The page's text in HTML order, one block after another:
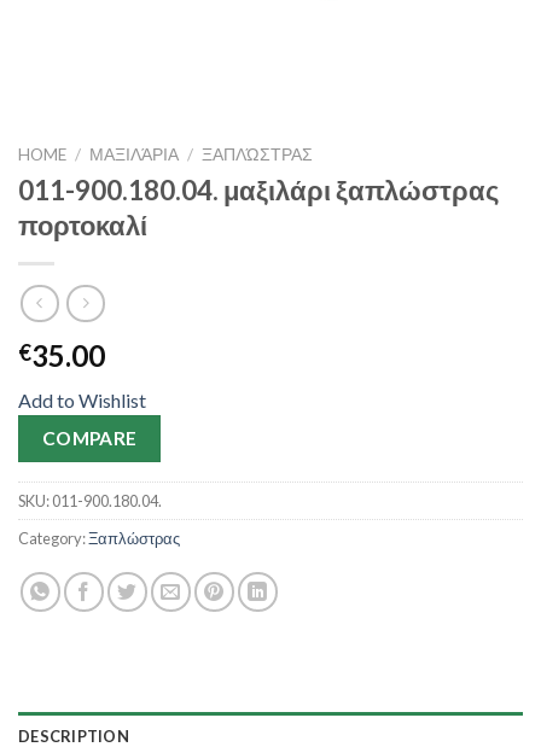
HOME / ΜΑΞΙΛΆΡΙΑ / ΞΑΠΛΏΣΤΡΑΣ
011-900.180.04. μαξιλάρι ξαπλώστρας
πορτοκαλί
€35.00
Add to Wishlist
COMPARE
SKU:011-900.180.04.
Category:Ξαπλώστρας
DESCRIPTION